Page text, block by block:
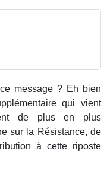
message ? Eh bien
qui vient
de plus en plus
sur la Résistance, de
à cette riposte